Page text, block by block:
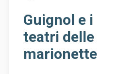
Guignol e i
teatri delle
marionette